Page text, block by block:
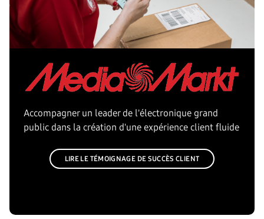
Accompagner un leader de l'électronique grand
public dans la création d'une expérience client fluide
LIRE LE TÉMOIGNAGE DE SUCCÈS CLIENT